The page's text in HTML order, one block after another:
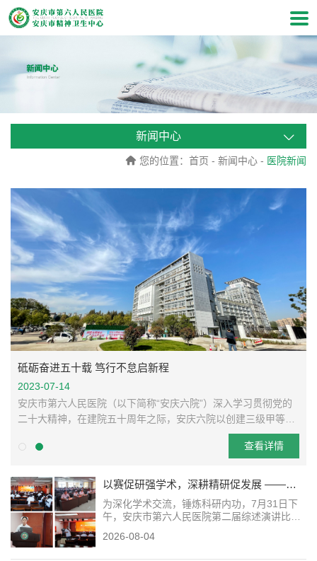
新闻中心
您的位置： 首页 - 新闻中心 - 医院新闻
安徽绿苑司法鉴定所再次获评安徽省A级司法鉴定机构
2026-07-14
近日，在安徽省司法厅2025年度司法鉴定机构诚信等级评估中，
我院安徽绿苑司法鉴定所再次获评A级。这是对我院司法鉴定质
查看详情
砥砺奋进五十载 笃行不怠启新程
2023-07-14
安庆市第六人民医院（以下简称“安庆六院”）深入学习贯彻党的
二十大精神，在建院五十周年之际，安庆六院以创建三级甲等专
科医院为目标，切实把推动高质量发展的要求贯彻到医院工作的
各个领域，推进精神卫生事业高质量发展...
查看详情
以赛促研强学术，深耕精研促发展 ——安庆市第六人民医院第二届综述演讲比赛圆满落幕
为深化学术交流，锤炼科研内功，7月31日下
午，安庆市第六人民医院第二届综述演讲比赛
科精心组织，得到了全院临床、门诊、医技及
2026-08-04